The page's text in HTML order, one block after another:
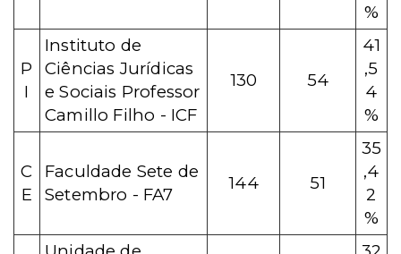
%
P
I
Instituto de
Ciências Jurídicas
e Sociais Professor
Camillo Filho - ICF
130 54
41
,5
4
%
C
E
Faculdade Sete de
Setembro - FA7
144 51
35
,4
2
%